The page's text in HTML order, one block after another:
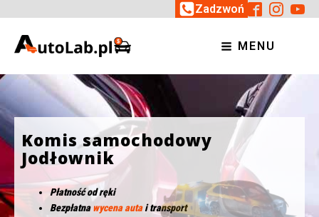
Zadzwoń
MENU
Komis samochodowy
Jodłownik
Płatność od ręki
Bezpłatnawycena autai transport